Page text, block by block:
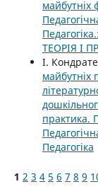
майбутніх
ТЕОРІЯ І
І.
майбутніх
практика.
Педагогіка
1 2 3 4 5 6 7 8 9